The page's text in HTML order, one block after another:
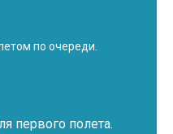
по очереди.
первого полета.